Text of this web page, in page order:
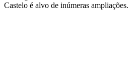
Castelo é alvo de inúmeras ampliações.